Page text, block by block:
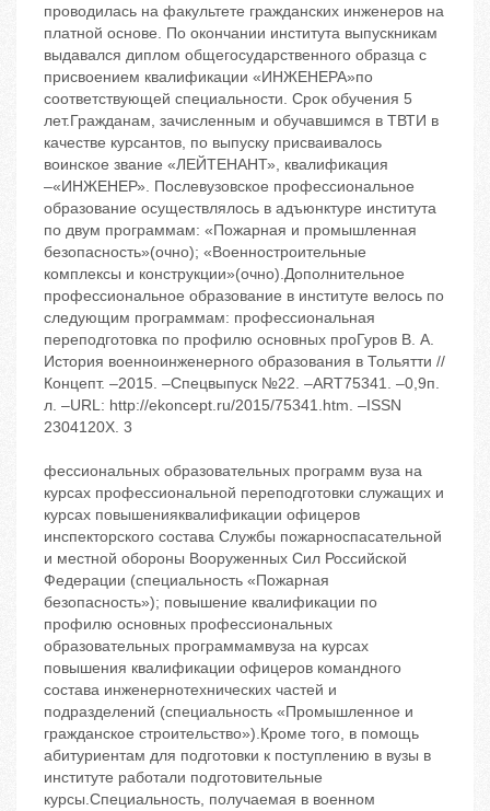
проводилась на факультете гражданских инженеров на
платной основе. По окончании института выпускникам
выдавался диплом общегосударственного образца с
присвоением квалификации «ИНЖЕНЕРА»по
соответствующей специальности. Срок обучения 5
лет.Гражданам, зачисленным и обучавшимся в ТВТИ в
качестве курсантов, по выпуску присваивалось
воинское звание «ЛЕЙТЕНАНТ», квалификация
–«ИНЖЕНЕР». Послевузовское профессиональное
образование осуществлялось в адъюнктуре института
по двум программам: «Пожарная и промышленная
безопасность»(очно); «Военностроительные
комплексы и конструкции»(очно).Дополнительное
профессиональное образование в институте велось по
следующим программам: профессиональная
переподготовка по профилю основных проГуров В. А.
История военноинженерного образования в Тольятти //
Концепт. –2015. –Спецвыпуск №22. –ART75341. –0,9п.
л. –URL: http://ekoncept.ru/2015/75341.htm. –ISSN
2304120X. 3
фессиональных образовательных программ вуза на
курсах профессиональной переподготовки служащих и
курсах повышенияквалификации офицеров
инспекторского состава Службы пожарноспасательной
и местной обороны Вооруженных Сил Российской
Федерации (специальность «Пожарная
безопасность»); повышение квалификации по
профилю основных профессиональных
образовательных программамвуза на курсах
повышения квалификации офицеров командного
состава инженернотехнических частей и
подразделений (специальность «Промышленное и
гражданское строительство»).Кроме того, в помощь
абитуриентам для подготовки к поступлению в вузы в
институте работали подготовительные
курсы.Специальность, получаемая в военном